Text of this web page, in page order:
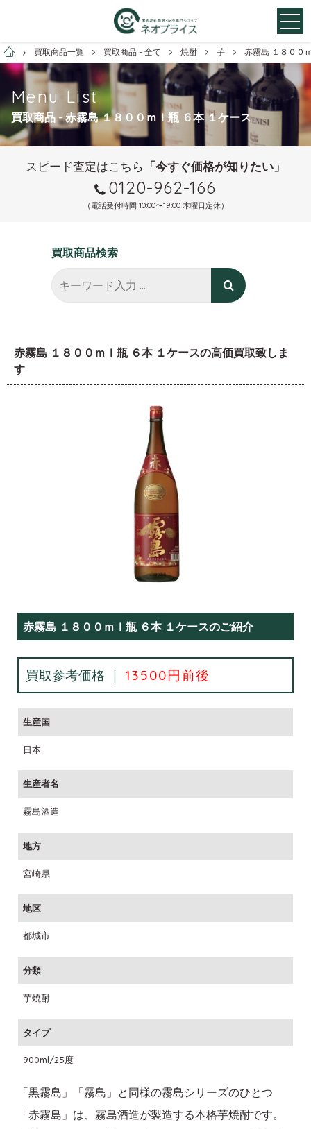
お酒買取専門店ネオプライス
買取商品一覧 買取商品 - 全て 焼酎 芋 赤霧島 １８００
Menu List
買取商品 - 赤霧島 １８００ｍｌ瓶 ６本 １ケース
スピード査定はこちら 「今すぐ価格が知りたい」
0120-962-166
（電話受付時間 10:00〜19:00 木曜日定休）
買取商品検索
赤霧島 １８００ｍｌ瓶 ６本 １ケースの高価買取致しま
す
赤霧島 １８００ｍｌ瓶 ６本 １ケースのご紹介
買取参考価格 ｜ 13500円前後
生産国
日本
生産者名
霧島酒造
地方
宮崎県
地区
都城市
分類
芋焼酎
タイプ
900ml/25度
「黒霧島」「霧島」と同様の霧島シリーズのひとつ
「赤霧島」は、霧島酒造が製造する本格芋焼酎です。